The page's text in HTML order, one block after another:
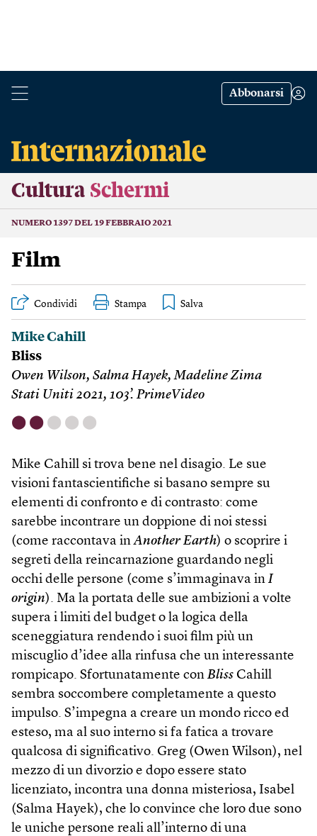
Abbonarsi
Cultura Schermi
NUMERO 1397 DEL 19 FEBBRAIO 2021
Film
Condividi Stampa
Mike Cahill
Bliss
Owen Wilson, Salma Hayek, Madeline Zima
Stati Uniti 2021, 103’. PrimeVideo
⬤ ⬤ ⬤ ⬤ ⬤
Mike Cahill si trova bene nel disagio. Le sue
visioni fantascientifiche si basano sempre su
elementi di confronto e di contrasto: come
sarebbe incontrare un doppione di noi stessi
(come raccontava inAnother Earth) o scoprire i
segreti della reincarnazione guardando negli
occhi delle persone (come s’immaginava in I
origin). Ma la portata delle sue ambizioni a volte
supera i limiti del budget o la logica della
sceneggiatura rendendo i suoi film più un
miscuglio d’idee alla rinfusa che un interessante
rompicapo. Sfortunatamente con Bliss Cahill
sembra soccombere completamente a questo
impulso. S’impegna a creare un mondo ricco ed
esteso, ma al suo interno si fa fatica a trovare
qualcosa di significativo. Greg (Owen Wilson), nel
mezzo di un divorzio e dopo essere stato
licenziato, incontra una donna misteriosa, Isabel
(Salma Hayek), che lo convince che loro due sono
le uniche persone reali all’interno di una